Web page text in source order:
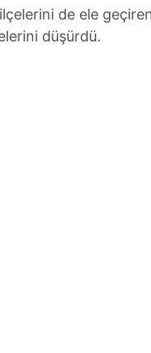
de ele
düşürdü.